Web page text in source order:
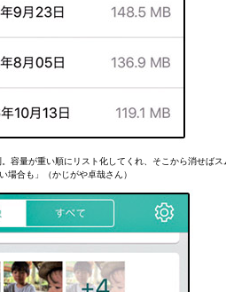
容量が重い順にリスト化してくれ、そこから消せば
場合も」（かじがや卓哉さん）